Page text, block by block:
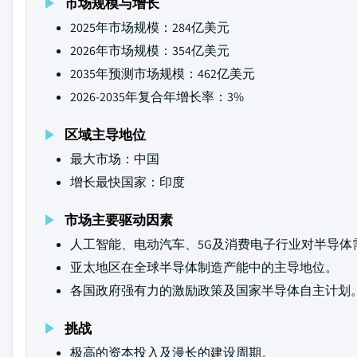
2025年市场规模：284亿美元
2026年市场规模：354亿美元
2035年预测市场规模：462亿美元
2026-2035年复合年增长率：3%
区域主导地位
最大市场：中国
增长最快国家：印度
市场主要驱动因素
人工智能、电动汽车、5G及消费电子行业对半导体
亚太地区在全球半导体制造产能中的主导地位。
各国政府强有力的激励政策及国家半导体自主计划。
挑战
极高的资本投入及漫长的建设周期。